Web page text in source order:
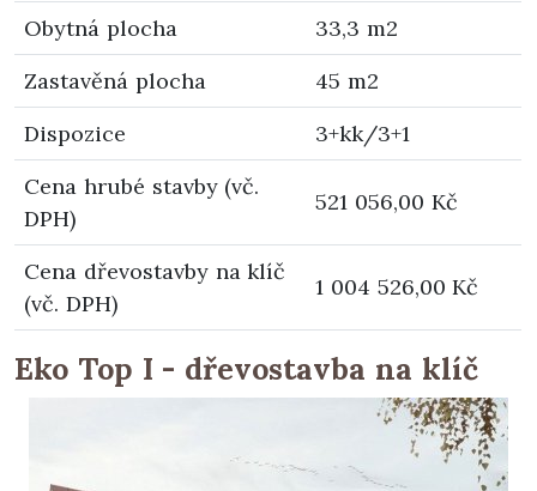
Obytná plocha
33,3 m2
Zastavěná plocha
45 m2
Dispozice
3+kk/3+1
Cena hrubé stavby (vč.
DPH)
521 056,00 Kč
Cena dřevostavby na klíč
(vč. DPH)
1 004 526,00 Kč
Eko Top I - dřevostavba na klíč